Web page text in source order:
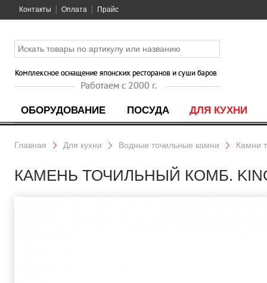
Контакты Оплата Прайс
ОБОРУДОВАНИЕ ПОСУДА ДЛЯ КУХНИ
Главная Для кухни Водные точильные камни Камни
КАМЕНЬ ТОЧИЛЬНЫЙ КОМБ. KING